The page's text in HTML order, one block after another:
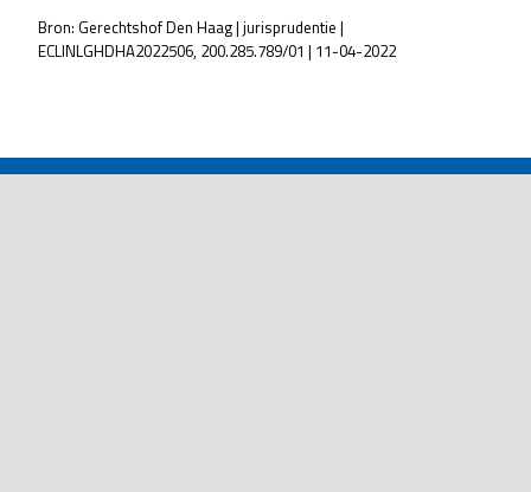
Bron: Gerechtshof Den Haag | jurisprudentie |
ECLINLGHDHA2022506, 200.285.789/01 | 11-04-2022
NAVIGATION